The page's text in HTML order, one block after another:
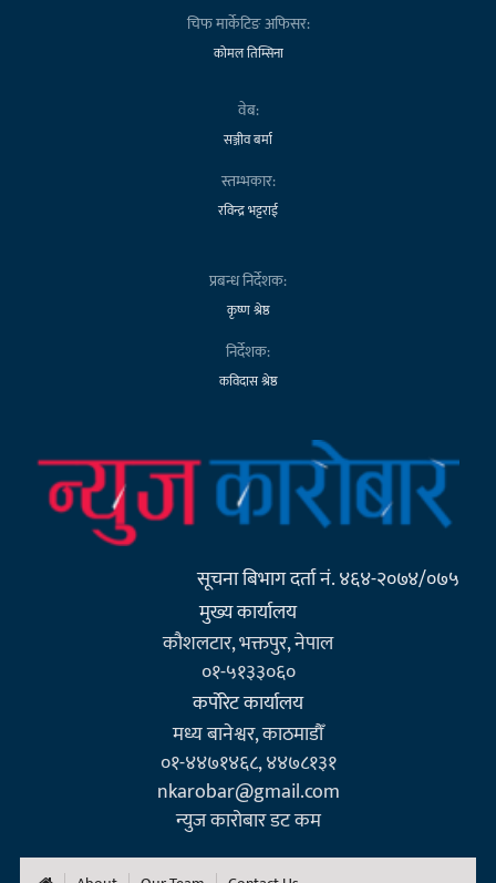
चिफ मार्केटिङ अफिसर:
कोमल तिम्सिना
वेब:
सञ्जीव बर्मा
स्तम्भकार:
रविन्द्र भट्टराई
प्रबन्ध निर्देशक:
कृष्ण श्रेष्ठ
निर्देशक:
कविदास श्रेष्ठ
सूचना बिभाग दर्ता नं. ४६४-२०७४/०७५
मुख्य कार्यालय
कौशलटार, भक्तपुर, नेपाल
०१-५१३३०६०
कर्पाेरेट कार्यालय
मध्य बानेश्वर, काठमाडौँ
०१-४४७१४६८, ४४७८१३१
nkarobar@gmail.com
न्युज कारोबार डट कम